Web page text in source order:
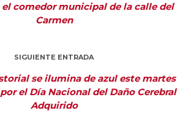
el comedor municipal de la calle del
Carmen
SIGUIENTE ENTRADA
se ilumina de azul este martes
el Día Nacional del Daño Cerebral
Adquirido